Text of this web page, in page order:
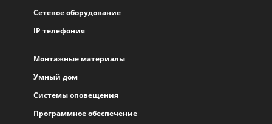
Сетевое оборудование
IP телефония
Монтажные материалы
Умный дом
Системы оповещения
Программное обеспечение